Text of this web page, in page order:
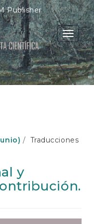
Publisher
Toggle
Traducciones
y